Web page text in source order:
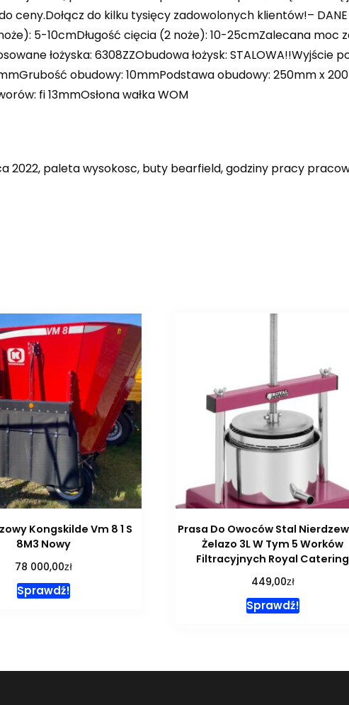
ceny.Dołącz do kilku tysięcy zadowolonych klientów!–
5-10cmDługość cięcia (2 noże): 10-25cmZalecana moc
łożyska: 6308ZZObudowa łożysk:
obudowy: 10mmPodstawa obudowy: 250mm x
fi 13mmOsłona wałka WOM
2022, paleta wysokosc, buty bearfield, godziny pracy
Kongskilde Vm 8 1 S
8M3 Nowy
78 000,00zł
Sprawdź!
Prasa Do Owoców Stal
Żelazo 3L W Tym 5 Worków
Filtracyjnych Royal Catering
449,00zł
Sprawdź!